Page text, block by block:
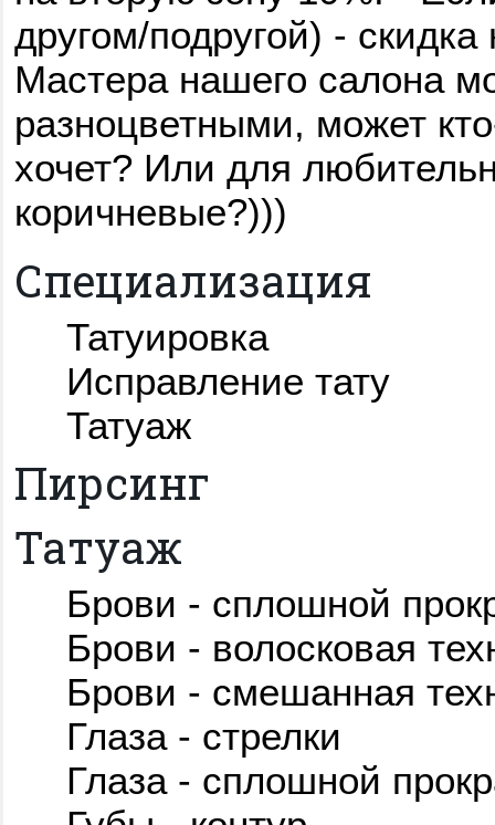
другом/подругой) -
Мастера нашего салона
разноцветными, может
хочет? Или для
коричневые?)))
Специализация
Татуировка
Исправление тату
Татуаж
Пирсинг
Татуаж
Брови - сплошной
Брови - волосковая
Брови - смешанная
Глаза - стрелки
Глаза - сплошной